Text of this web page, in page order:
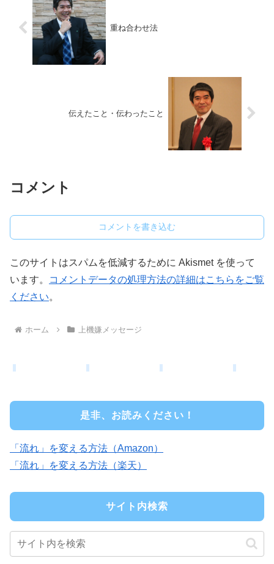
重ね合わせ法
伝えたこと・伝わったこと
コメント
コメントを書き込む
このサイトはスパムを低減するために Akismet を使って
います。
コメントデータの処理方法の詳細はこちらをご覧
ください。
ホーム 上機嫌メッセージ
是非、お読みください！
「流れ」を変える方法（Amazon）
「流れ」を変える方法（楽天）
サイト内検索